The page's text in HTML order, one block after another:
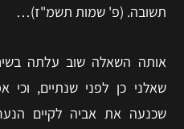
תשובה. (פ' שמות תשמ"ז)…
אותה השאלה שוב עלתה
שאלני כן לפני שנתיים,
שכנעה את אביה לקיים